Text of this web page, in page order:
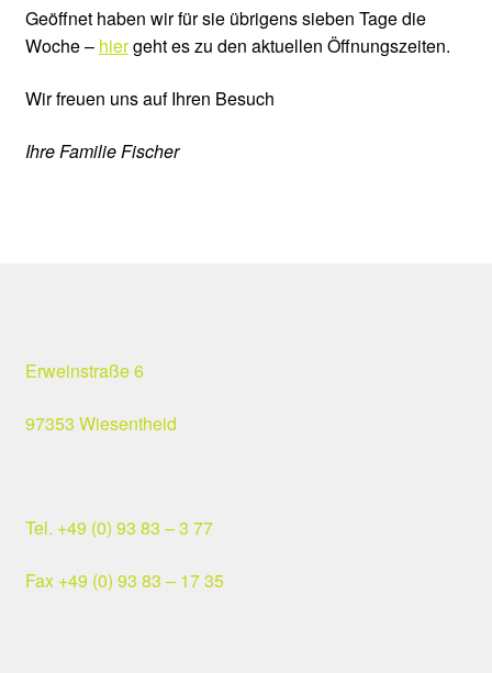
Zimmer
Wishlist
Warenkorb
Lieferung & Versand
Geöffnet haben wir für sie übrigens sieben Tage die
Woche – hiergeht es zu den aktuellen Öffnungszeiten.
Wir freuen uns auf Ihren Besuch
Ihre Familie Fischer
Erweinstraße 6
97353 Wiesentheid
Tel. +49 (0) 93 83 – 3 77
Fax +49 (0) 93 83 – 17 35